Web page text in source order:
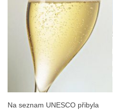
Na seznam UNESCO přibyla